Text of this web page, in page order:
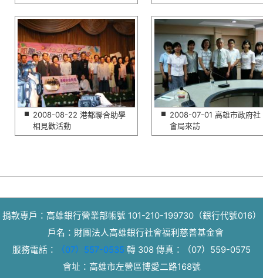
2008-08-22 港都聯合助學
相見歡活動
2008-07-01 高雄市政府社
會局來訪
捐款專戶：高雄銀行營業部帳號 101-210-199730（銀行代號016）
戶名：財團法人高雄銀行社會福利慈善基金會
服務電話：
（07）557-0535 轉 308 傳真：
（07）559-0575
會址：高雄市左營區博愛二路168號